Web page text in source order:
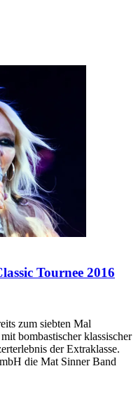
Tournee 2016
zum siebten Mal
bombastischer klassischer
der Extraklasse.
die Mat Sinner Band